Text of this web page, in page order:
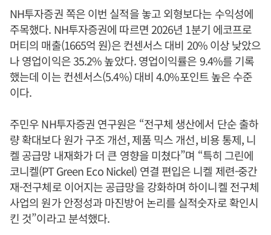
NH투자증권 쪽은 이번 실적을 놓고 외형보다는 수익성에
주목했다. NH투자증권에 따르면 2026년 1분기 에코프로
머티의 매출(1665억 원)은 컨센서스 대비 20% 이상 낮았으
나 영업이익은 35.2% 높았다. 영업이익률은 9.4%를 기록
했는데 이는 컨센서스(5.4%) 대비 4.0%포인트 높은 수준
이다.
주민우 NH투자증권 연구원은 “전구체 생산에서 단순 출하
량 확대보다 원가 구조 개선, 제품 믹스 개선, 비용 통제, 니
켈 공급망 내재화가 더 큰 영향을 미쳤다”며 “특히 그린에
코니켈(PT Green Eco Nickel) 연결 편입은 니켈 제련-중간
재-전구체로 이어지는 공급망을 강화하며 하이니켈 전구체
사업의 원가 안정성과 마진방어 논리를 실적숫자로 확인시
킨 것”이라고 분석했다.